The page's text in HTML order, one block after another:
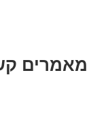
מאמרים